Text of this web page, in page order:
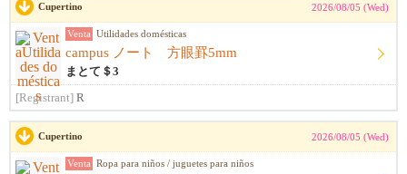
Cupertino 2026/08/05 (Wed)
Venta Utilidades domésticas
campus ノート 方眼罫5mm
まとて＄3
[Registrant] R
Cupertino 2026/08/05 (Wed)
Venta Ropa para niños / juguetes para niños